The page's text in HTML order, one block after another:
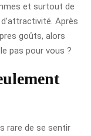
et surtout de
Après
goûts, alors
pas pour vous ?
rare de se sentir